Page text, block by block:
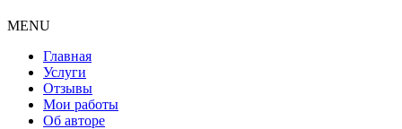
MENU
Главная
Услуги
Отзывы
Мои работы
Об авторе